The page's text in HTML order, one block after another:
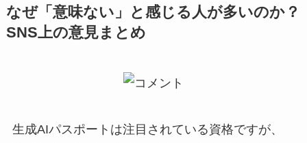
なぜ「意味ない」と感じる人が多いのか？
SNS上の意見まとめ
生成AIパスポートは注目されている資格ですが、